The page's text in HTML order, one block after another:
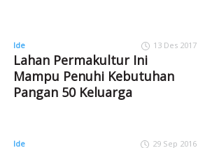
Ide 13 Des 2017
Lahan Permakultur Ini
Mampu Penuhi Kebutuhan
Pangan 50 Keluarga
Ide 29 Sep 2016